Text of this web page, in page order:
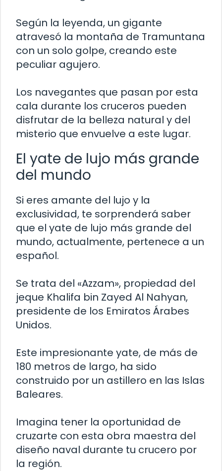
Según la leyenda, un gigante
atravesó la montaña de Tramuntana
con un solo golpe, creando este
peculiar agujero.
Los navegantes que pasan por esta
cala durante los cruceros pueden
disfrutar de la belleza natural y del
misterio que envuelve a este lugar.
El yate de lujo más grande
del mundo
Si eres amante del lujo y la
exclusividad, te sorprenderá saber
que el yate de lujo más grande del
mundo, actualmente, pertenece a un
español.
Se trata del «Azzam», propiedad del
jeque Khalifa bin Zayed Al Nahyan,
presidente de los Emiratos Árabes
Unidos.
Este impresionante yate, de más de
180 metros de largo, ha sido
construido por un astillero en las Islas
Baleares.
Imagina tener la oportunidad de
cruzarte con esta obra maestra del
diseño naval durante tu crucero por
la región.